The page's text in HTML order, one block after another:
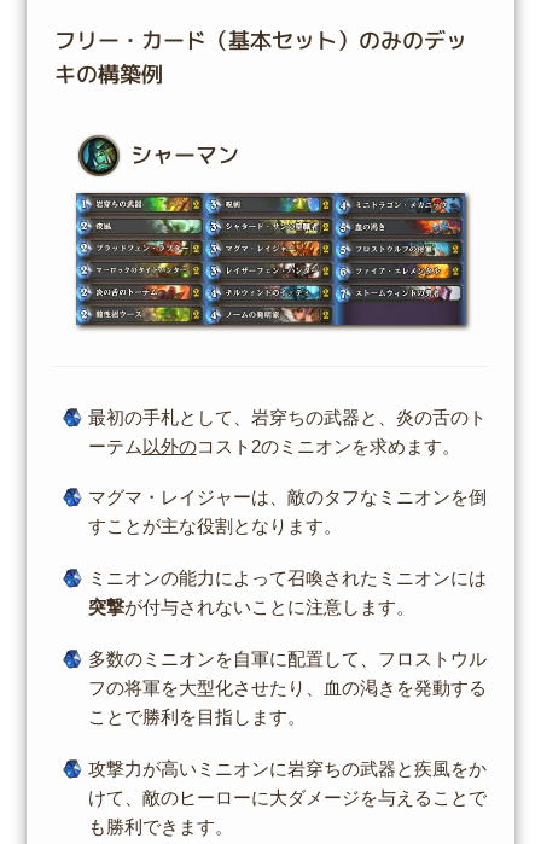
フリー・カード（基本セット）のみのデッ
キの構築例
シャーマン
最初の手札として、岩穿ちの武器と、炎の舌のト
ーテム 以外のコスト2のミニオンを求めます。
マグマ・レイジャーは、敵のタフなミニオンを倒
すことが主な役割となります。
ミニオンの能力によって召喚されたミニオンには
突撃が付与されないことに注意します。
多数のミニオンを自軍に配置して、フロストウル
フの将軍を大型化させたり、血の渇きを発動する
ことで勝利を目指します。
攻撃力が高いミニオンに岩穿ちの武器と疾風をか
けて、敵のヒーローに大ダメージを与えることで
も勝利できます。